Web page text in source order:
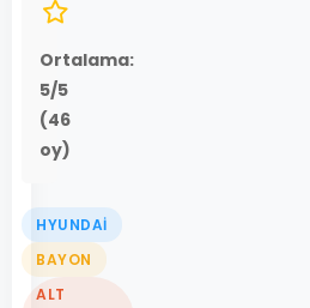
Ortalama:
5/5
(46
oy)
HYUNDAI
BAYON
ALT